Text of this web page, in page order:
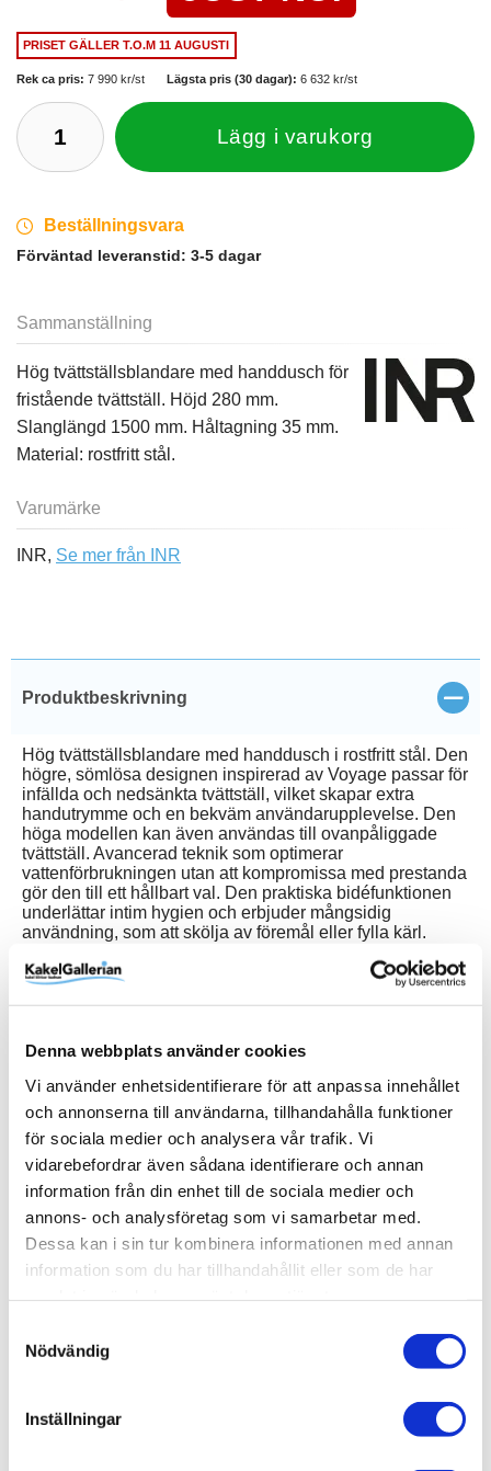
Denna webbplats använder cookies
Vi använder enhetsidentifierare för att anpassa innehållet
och annonserna till användarna, tillhandahålla funktioner
för sociala medier och analysera vår trafik. Vi
vidarebefordrar även sådana identifierare och annan
information från din enhet till de sociala medier och
annons- och analysföretag som vi samarbetar med.
Dessa kan i sin tur kombinera informationen med annan
information som du har tillhandahållit eller som de har
Nödvändig
Inställningar
PRISET GÄLLERT.O.M 11 AUGUSTI
Rek ca pris: 7 990 kr/st Lägsta pris (30 dagar): 6 632 kr/st
Lägg i varukorg
Beställningsvara
Förväntad leveranstid: 3-5 dagar
Sammanställning
Hög tvättställsblandare med handdusch för
fristående tvättställ. Höjd 280 mm.
Slanglängd 1500 mm. Håltagning 35 mm.
Material: rostfritt stål.
Varumärke
INR, Se mer från INR
Produktbeskrivning Stäng
Hög tvättställsblandare med handdusch i rostfritt stål. Den
högre, sömlösa designen inspirerad av Voyage passar för
infällda och nedsänkta tvättställ, vilket skapar extra
handutrymme och en bekväm användarupplevelse. Den
höga modellen kan även användas till ovanpåliggade
tvättställ. Avancerad teknik som optimerar
vattenförbrukningen utan att kompromissa med prestanda
gör den till ett hållbart val. Den praktiska bidéfunktionen
underlättar intim hygien och erbjuder mångsidig
användning, som att skölja av föremål eller fylla kärl.
Produktinformation
Bottenventil Ingår ej
Endast tvättställen i INR:s serie Air
Steel
INR
Varumärken /